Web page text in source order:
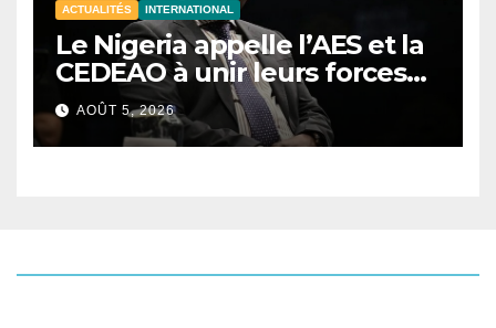
ACTUALITÉS INTERNATIONAL
Le Nigeria appelle l’AES et la
CEDEAO à unir leurs forces
contre le terrorisme
AOÛT 5, 2026